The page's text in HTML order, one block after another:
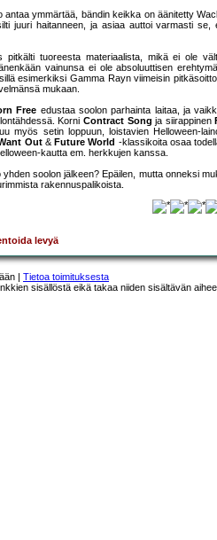
antaa ymmärtää, bändin keikka on äänitetty
juuri haitanneen, ja asiaa auttoi varmasti
pitkälti tuoreesta materiaalista, mikä ei ole
vainunsa ei ole absoluuttisen
esimerkiksi Gamma Rayn viimeisin pitkäsoitto
mukaan.
Free edustaa soolon parhainta laitaa, ja
Korni Contract Song ja siirappinen
myös setin loppuun, loistavien Helloween-
Want Out& Future World -klassikoita osaa
kautta em. herkkujen kanssa.
soolon jälkeen? Epäilen, mutta onneksi
rakennuspalikoista.
levyä
| Tietoa toimituksesta
sisällöstä eikä takaa niiden sisältävän